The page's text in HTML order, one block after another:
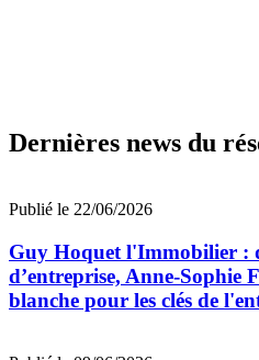
Dernières news du
Publié le 22/06/2026
Guy Hoquet l'Immobilier :
d’entreprise, Anne-Sophie
blanche pour les clés de